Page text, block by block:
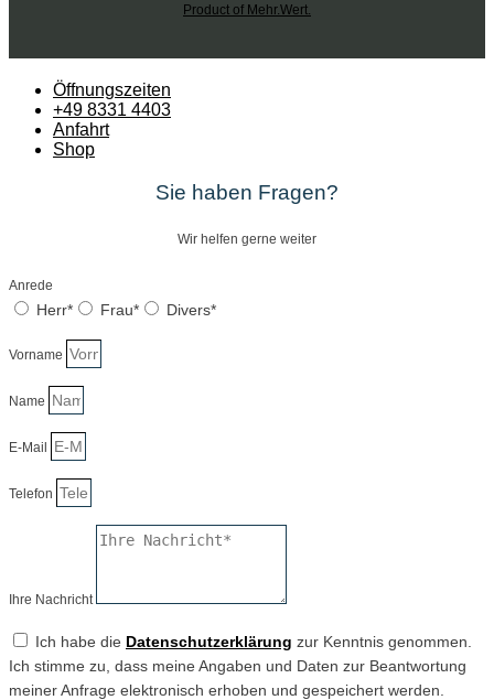
Product of Mehr.Wert.
Öffnungszeiten
+49 8331 4403
Anfahrt
Shop
Sie haben Fragen?
Wir helfen gerne weiter
Anrede
Herr* Frau* Divers*
Vorname
Name
E-Mail
Telefon
Ihre Nachricht
Ich habe die Datenschutzerklärung zur Kenntnis genommen.
Ich stimme zu, dass meine Angaben und Daten zur Beantwortung
meiner Anfrage elektronisch erhoben und gespeichert werden.